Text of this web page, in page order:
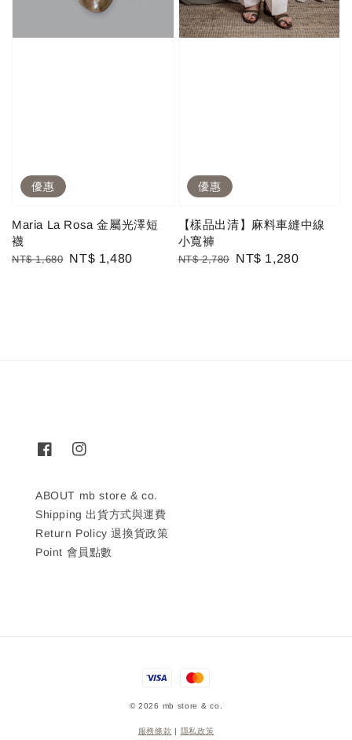
優惠
Maria La Rosa 金屬光澤短
襪
Regular
NT$ 1,680 Sale
NT$ 1,480
優惠
【樣品出清】麻料車縫中線
小寬褲
Regular
NT$ 2,780
Sale
NT$ 1,280
ABOUT mb store & co.
Shipping 出貨方式與運費
Return Policy 退換貨政策
Point 會員點數
© 2026 mb store & co.
服務條款 | 隱私政策